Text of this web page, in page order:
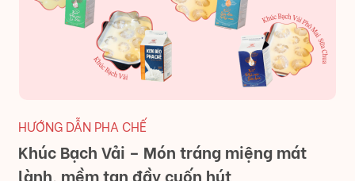
HƯỚNG DẪN PHA CHẾ
Khúc Bạch Vải – Món tráng miệng mát
lành, mềm tan đầy cuốn hút